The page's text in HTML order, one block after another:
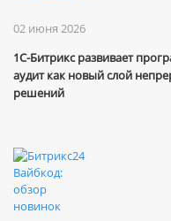
02 июня 2026
1С-Битрикс развивает
аудит как новый слой
решений